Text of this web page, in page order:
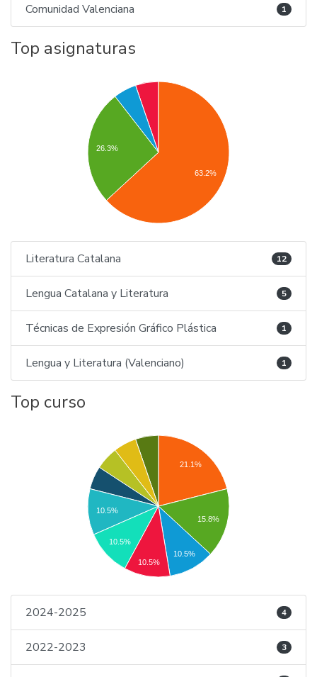
Comunidad Valenciana 1
Top asignaturas
26.3%
63.2%
Literatura Catalana 12
Lengua Catalana y Literatura 5
Técnicas de Expresión Gráfico Plástica 1
Lengua y Literatura (Valenciano) 1
Top curso
21.1%
15.8%
10.5%
10.5%
10.5%
10.5%
2024-2025 4
2022-2023 3